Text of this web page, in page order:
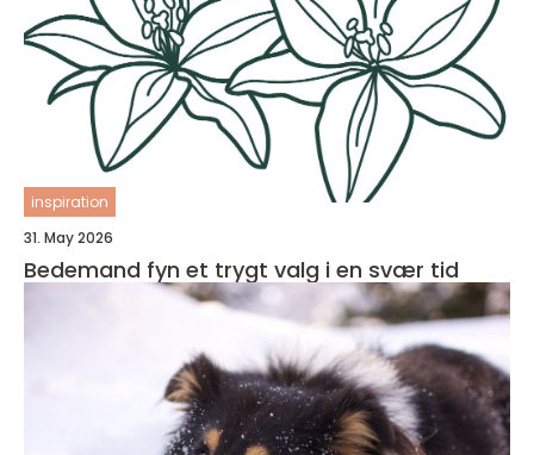
inspiration
31. May 2026
Bedemand fyn et trygt valg i en svær tid